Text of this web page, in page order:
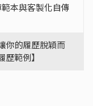
本與客製化自傳
你的履歷脫穎而
範例】